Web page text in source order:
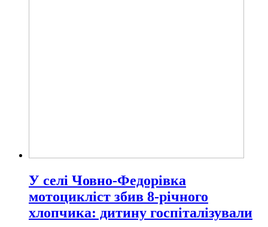
У селі Човно-Федорівка
мотоцикліст збив 8-річного
хлопчика: дитину госпіталізували